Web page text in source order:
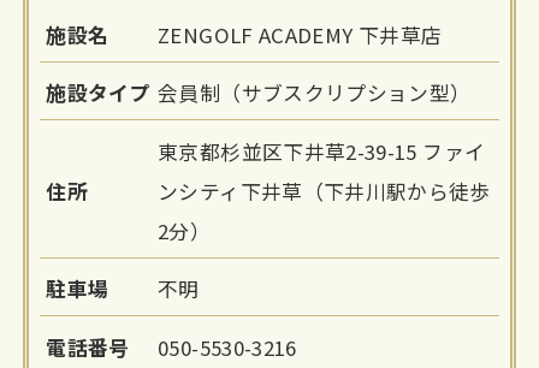
施設名 ZENGOLF ACADEMY 下井草店
施設タイプ 会員制（サブスクリプション型）
住所
東京都杉並区下井草2-39-15 ファイ
ンシティ下井草（下井川駅から徒歩
2分）
駐車場 不明
電話番号 050-5530-3216